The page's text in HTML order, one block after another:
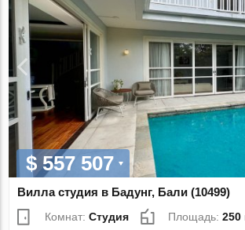
$ 557 507
Вилла студия в Бадунг, Бали (10499)
Комнат:Студия Площадь:250